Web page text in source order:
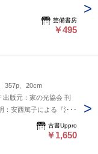
芸備書房
￥495
357p、20cm
出版元：家の光協会 刊
：安西篤子による『泣か
第1版が刊行された作品
れるように、感情や女性
古書Uppro
￥1,650